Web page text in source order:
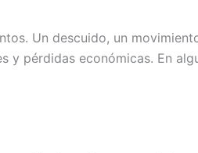
Un descuido, un
pérdidas económicas. En